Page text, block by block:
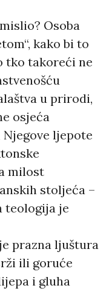
Osoba
kako bi to
tko takoreći ne
u prirodi,
osjeća
ljepote
milost
stoljeća –
teologija je
prazna ljuštura
ili goruće
i gluha